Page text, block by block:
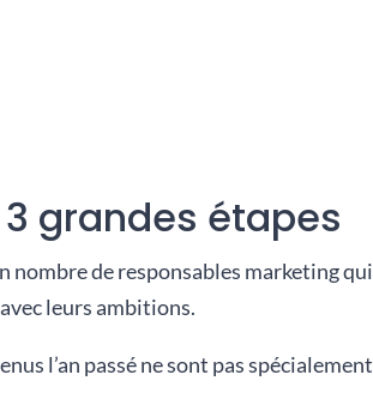
grandes étapes
nombre de responsables marketing qui
leurs ambitions.
l’an passé ne sont pas spécialement